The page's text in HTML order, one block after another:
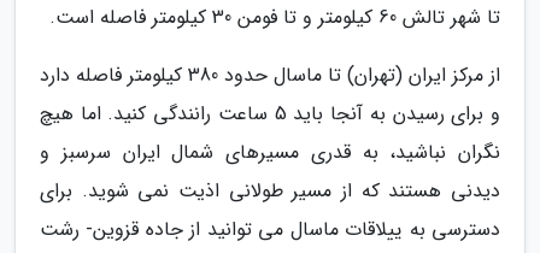
تا شهر تالش 60 کیلومتر و تا فومن 30 کیلومتر فاصله است.
از مرکز ایران (تهران) تا ماسال حدود 380 کیلومتر فاصله دارد
و برای رسیدن به آنجا باید 5 ساعت رانندگی کنید. اما هیچ
نگران نباشید، به قدری مسیرهای شمال ایران سرسبز و
دیدنی هستند که از مسیر طولانی اذیت نمی شوید. برای
دسترسی به ییلاقات ماسال می توانید از جاده قزوین- رشت